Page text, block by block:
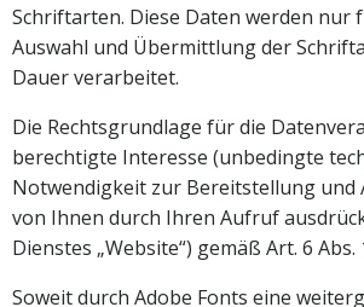
Schriftarten. Diese Daten werden nur
Auswahl und Übermittlung der
Dauer verarbeitet.
Die Rechtsgrundlage für die
berechtigte Interesse (unbedingte
Notwendigkeit zur Bereitstellung und
von Ihnen durch Ihren Aufruf
Dienstes „Website“) gemäß Art. 6 Abs.
Soweit durch Adobe Fonts eine